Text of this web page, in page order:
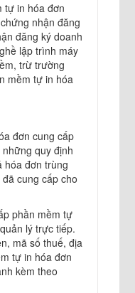
tự in hóa đơn
nhận đăng
đăng ký doanh
lập trình máy
trừ trường
mềm tự in hóa
đơn cung cấp
quy định
hóa đơn trùng
cung cấp cho
phần mềm tự
lý trực tiếp.
mã số thuế, địa
tự in hóa đơn
kèm theo